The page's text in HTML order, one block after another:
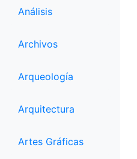
Análisis
Archivos
Arqueología
Arquitectura
Artes Gráficas